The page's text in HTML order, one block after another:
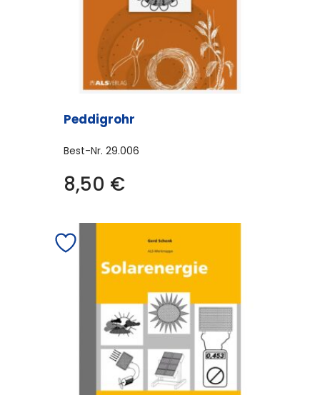
Peddigrohr
Best-Nr. 29.006
8,50 €